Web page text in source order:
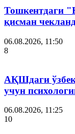
Тошкентдаги
қисман
06.08.2026, 11:50
8
АҚШдаги
учун
06.08.2026, 11:25
10